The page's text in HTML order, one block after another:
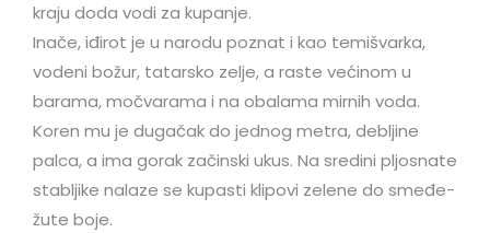
kraju doda vodi za kupanje.
Inače, iđirot je u narodu poznat i kao temišvarka,
vodeni božur, tatarsko zelje, a raste većinom u
barama, močvarama i na obalama mirnih voda.
Koren mu je dugačak do jednog metra, debljine
palca, a ima gorak začinski ukus. Na sredini pljosnate
stabljike nalaze se kupasti klipovi zelene do smeđe-
žute boje.